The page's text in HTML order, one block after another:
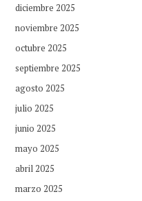
diciembre 2025
noviembre 2025
octubre 2025
septiembre 2025
agosto 2025
julio 2025
junio 2025
mayo 2025
abril 2025
marzo 2025